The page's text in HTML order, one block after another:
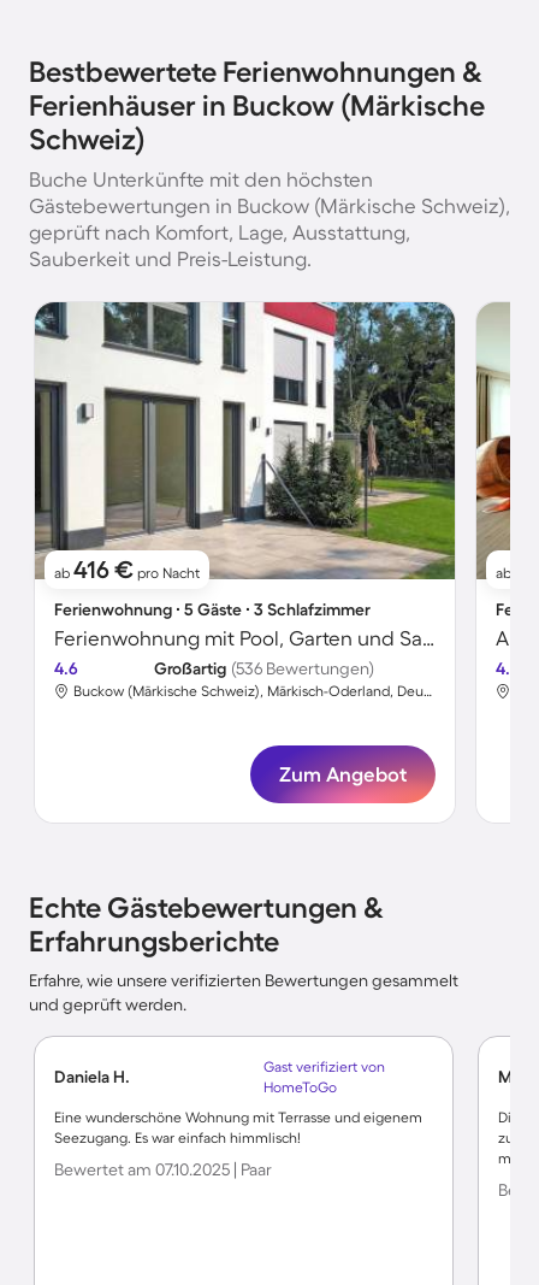
Bestbewertete Ferienwohnungen &
Ferienhäuser in Buckow (Märkische
Schweiz)
Buche Unterkünfte mit den höchsten
Gästebewertungen in Buckow (Märkische Schweiz),
geprüft nach Komfort, Lage, Ausstattung,
Sauberkeit und Preis-Leistung.
ab 416 € pro Nacht
Ferienwohnung ∙ 5 Gäste ∙ 3 Schlafzimmer
Ferienwohnung mit Pool, Garten und Sauna
4.6 Großartig (536 Bewertungen)
Buckow (Märkische Schweiz), Märkisch-Oderland, Deutschland
Zum Angebot
ab
4.6
Echte Gästebewertungen &
Erfahrungsberichte
Erfahre, wie unsere verifizierten Bewertungen gesammelt
und geprüft werden.
Daniela H.
Gast verifiziert von
HomeToGo
Eine wunderschöne Wohnung mit Terrasse und eigenem
Seezugang. Es war einfach himmlisch!
Bewertet am 07.10.2025 | Paar
Marc
Die
zu